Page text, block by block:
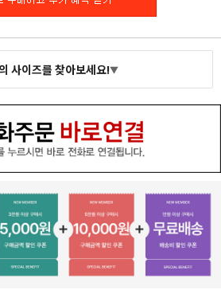
사이즈를 찾아보세요!▼